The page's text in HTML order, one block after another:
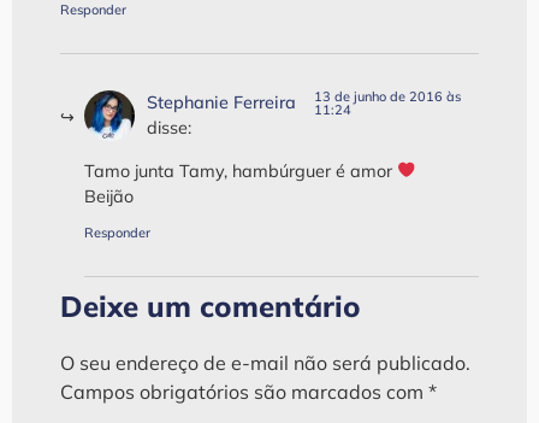
Responder
Stephanie Ferreira
disse:
13 de junho de 2016 às
11:24
Tamo junta Tamy, hambúrguer é amor
Beijão
Responder
Deixe um comentário
O seu endereço de e-mail não será publicado.
Campos obrigatórios são marcados com *